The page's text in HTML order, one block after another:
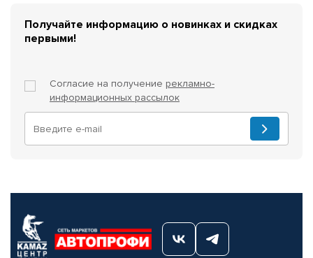
Получайте информацию о новинках и скидках
первыми!
Согласие на получение рекламно-
информационных рассылок